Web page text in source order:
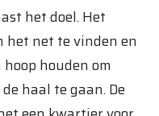
het doel. Het
het net te vinden en
houden om
haal te gaan. De